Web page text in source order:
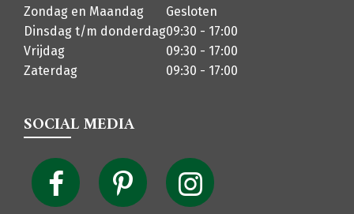
Zondag en Maandag
Gesloten
Dinsdag t/m donderdag09:30 - 17:00
Vrijdag
09:30 - 17:00
Zaterdag
09:30 - 17:00
SOCIAL MEDIA